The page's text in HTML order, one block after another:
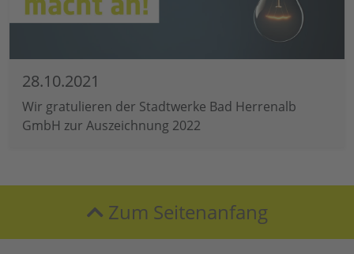
28.10.2021
Wir gratulieren der Stadtwerke Bad Herrenalb
GmbH zur Auszeichnung 2022
Zum Seitenanfang